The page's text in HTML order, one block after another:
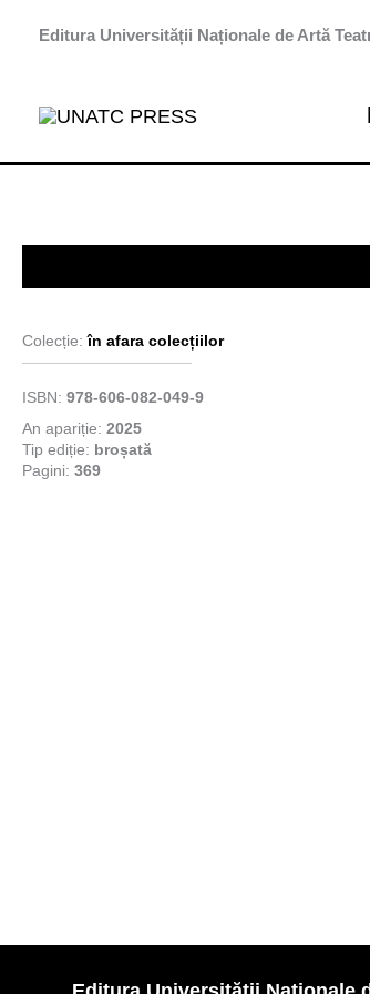
Editura Universității Naționale de Artă
Colecție:în afara colecțiilor
ISBN: 978-606-082-049-9
An apariție: 2025
Tip ediție: broșată
Pagini: 369